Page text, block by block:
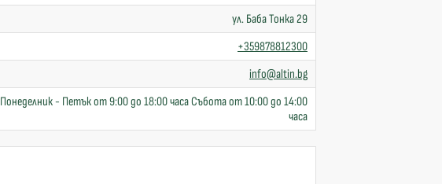
ул. Баба Тонка 29
+359878812300
info@altin.bg
Понеделник - Петък от 9:00 до 18:00 часа Събота от 10:00 до 14:00
часа